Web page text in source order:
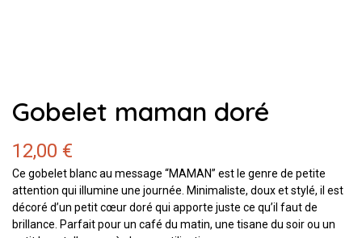
Gobelet maman doré
12,00 €
Ce gobelet blanc au message “MAMAN” est le genre de petite
attention qui illumine une journée. Minimaliste, doux et stylé, il est
décoré d’un petit cœur doré qui apporte juste ce qu’il faut de
brillance. Parfait pour un café du matin, une tisane du soir ou un